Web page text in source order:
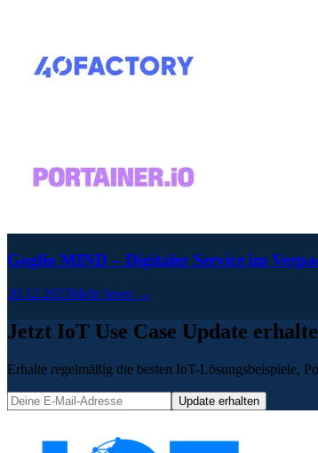
Goglio MIND – Digitaler Service im
20.12.2023Mehr lesen →
Jetzt IoT Use Case Update
Erhalte regelmäßig die besten IoT-Lösungsbeispiele,
Update erhalten